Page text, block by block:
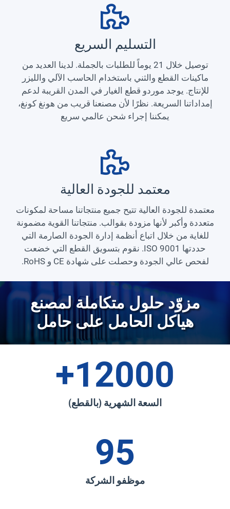
التسليم السريع
توصيل خلال 21 يوماً للطلبات بالجملة. لدينا العديد من
ماكينات القطع والثني باستخدام الحاسب الآلي والليزر
للإنتاج. يوجد موردو قطع الغيار في المدن القريبة لدعم
إمداداتنا السريعة. نظرًا لأن مصنعنا قريب من هونغ كونغ،
يمكننا إجراء شحن عالمي سريع
معتمد للجودة العالية
معتمدة للجودة العالية تتيح جميع منتجاتنا مساحة لمكونات
متعددة وأكبر لأنها مزودة بقوالب. منتجاتنا القوية مضمونة
للغاية من خلال اتباع أنظمة إدارة الجودة الصارمة التي
حددتها ISO 9001. نقوم بتسويق القطع التي خضعت
لفحص عالي الجودة وحصلت على شهادة CE و RoHS.
مزوّد حلول متكاملة لمصنع
هياكل الحامل على حامل
12000+
السعة الشهرية (بالقطع)
95
موظفو الشركة